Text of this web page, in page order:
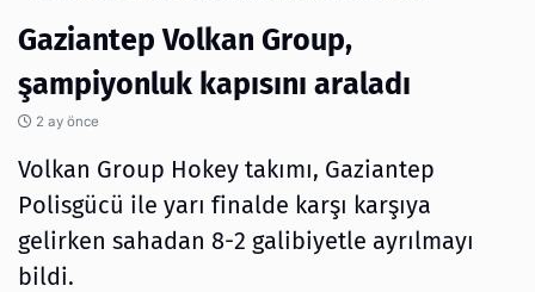
Gaziantep Volkan Group,
şampiyonluk kapısını araladı
2 ay önce
Volkan Group Hokey takımı, Gaziantep
Polisgücü ile yarı finalde karşı karşıya
gelirken sahadan 8-2 galibiyetle ayrılmayı
bildi.